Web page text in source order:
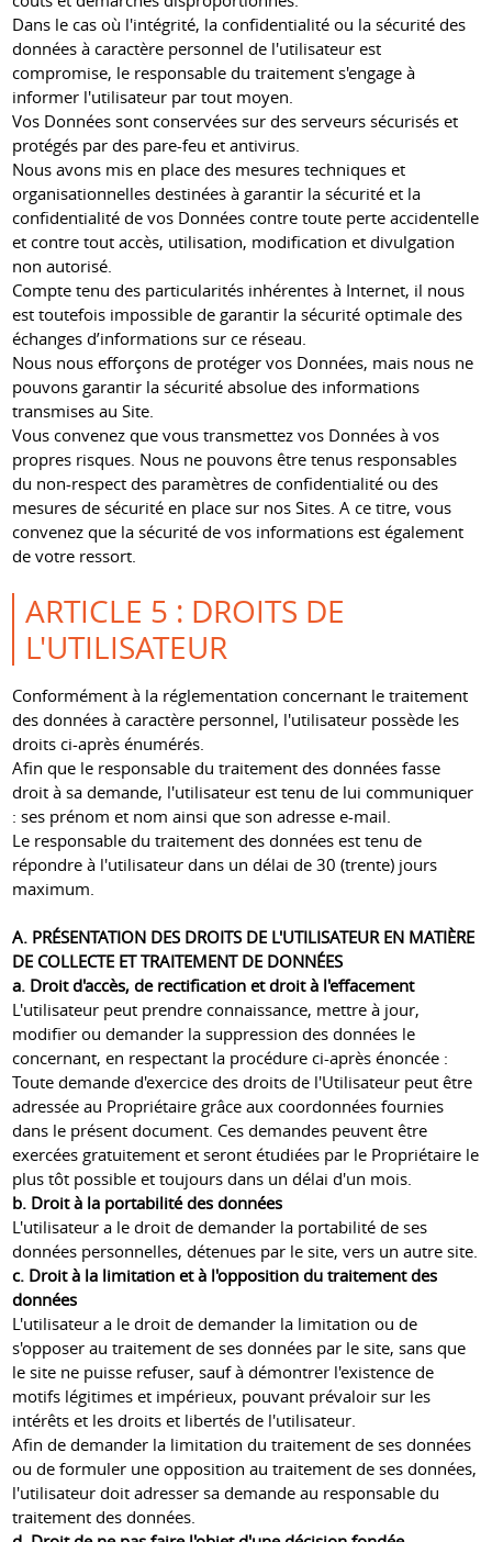
Dans le cas où l'intégrité, la confidentialité ou la sécurité des
données à caractère personnel de l'utilisateur est
compromise, le responsable du traitement s'engage à
informer l'utilisateur par tout moyen.
Vos Données sont conservées sur des serveurs sécurisés et
protégés par des pare-feu et antivirus.
Nous avons mis en place des mesures techniques et
organisationnelles destinées à garantir la sécurité et la
confidentialité de vos Données contre toute perte accidentelle
et contre tout accès, utilisation, modification et divulgation
non autorisé.
Compte tenu des particularités inhérentes à Internet, il nous
est toutefois impossible de garantir la sécurité optimale des
échanges d’informations sur ce réseau.
Nous nous efforçons de protéger vos Données, mais nous ne
pouvons garantir la sécurité absolue des informations
transmises au Site.
Vous convenez que vous transmettez vos Données à vos
propres risques. Nous ne pouvons être tenus responsables
du non-respect des paramètres de confidentialité ou des
mesures de sécurité en place sur nos Sites. A ce titre, vous
convenez que la sécurité de vos informations est également
de votre ressort.
ARTICLE 5 : DROITS DE
L'UTILISATEUR
Conformément à la réglementation concernant le traitement
des données à caractère personnel, l'utilisateur possède les
droits ci-après énumérés.
Afin que le responsable du traitement des données fasse
droit à sa demande, l'utilisateur est tenu de lui communiquer
: ses prénom et nom ainsi que son adresse e-mail.
Le responsable du traitement des données est tenu de
répondre à l'utilisateur dans un délai de 30 (trente) jours
maximum.
A. PRÉSENTATION DES DROITS DE L'UTILISATEUR EN MATIÈRE
DE COLLECTE ET TRAITEMENT DE DONNÉES
a. Droit d'accès, de rectification et droit à l'effacement
L'utilisateur peut prendre connaissance, mettre à jour,
modifier ou demander la suppression des données le
concernant, en respectant la procédure ci-après énoncée :
Toute demande d'exercice des droits de l'Utilisateur peut être
adressée au Propriétaire grâce aux coordonnées fournies
dans le présent document. Ces demandes peuvent être
exercées gratuitement et seront étudiées par le Propriétaire le
plus tôt possible et toujours dans un délai d'un mois.
b. Droit à la portabilité des données
L'utilisateur a le droit de demander la portabilité de ses
données personnelles, détenues par le site, vers un autre site.
c. Droit à la limitation et à l'opposition du traitement des
données
L'utilisateur a le droit de demander la limitation ou de
s'opposer au traitement de ses données par le site, sans que
le site ne puisse refuser, sauf à démontrer l'existence de
motifs légitimes et impérieux, pouvant prévaloir sur les
intérêts et les droits et libertés de l'utilisateur.
Afin de demander la limitation du traitement de ses données
ou de formuler une opposition au traitement de ses données,
l'utilisateur doit adresser sa demande au responsable du
traitement des données.